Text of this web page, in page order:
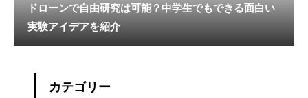
ドローンで自由研究は可能？中学生でもできる面白い
実験アイデアを紹介
カテゴリー